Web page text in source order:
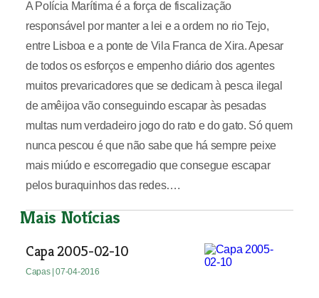
A Polícia Marítima é a força de fiscalização
responsável por manter a lei e a ordem no rio Tejo,
entre Lisboa e a ponte de Vila Franca de Xira. Apesar
de todos os esforços e empenho diário dos agentes
muitos prevaricadores que se dedicam à pesca ilegal
de amêijoa vão conseguindo escapar às pesadas
multas num verdadeiro jogo do rato e do gato. Só quem
nunca pescou é que não sabe que há sempre peixe
mais miúdo e escorregadio que consegue escapar
pelos buraquinhos das redes….
Mais Notícias
Capa 2005-02-10
Capas | 07-04-2016